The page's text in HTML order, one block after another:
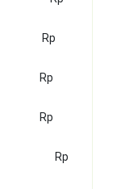
Rp
Rp
Rp
cm Rp